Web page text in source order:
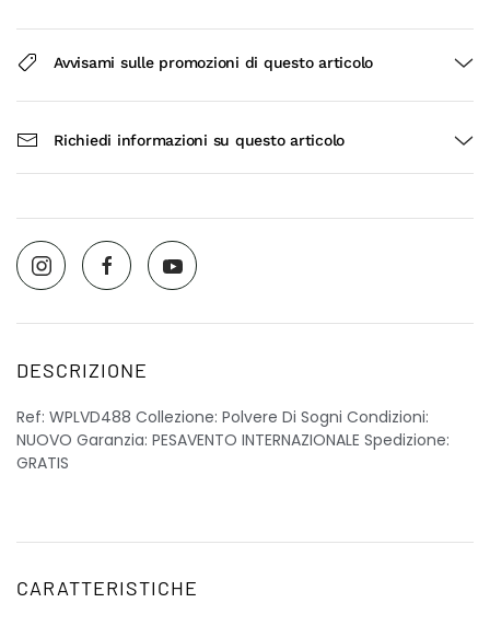
Avvisami sulle promozioni di questo articolo
Richiedi informazioni su questo articolo
DESCRIZIONE
Ref: WPLVD488 Collezione: Polvere Di Sogni Condizioni:
NUOVO Garanzia: PESAVENTO INTERNAZIONALE Spedizione:
GRATIS
CARATTERISTICHE